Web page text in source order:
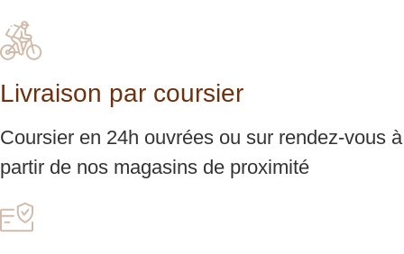
Livraison par coursier
Coursier en 24h ouvrées ou sur rendez-vous à
partir de nos magasins de proximité